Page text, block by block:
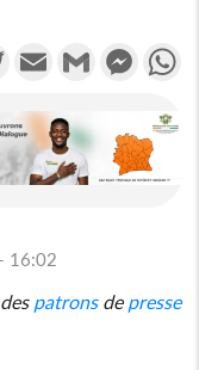
TwitterEmail Gmail
16:02
patronsde presse